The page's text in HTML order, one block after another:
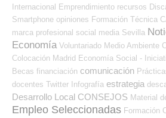
Internacional Emprendimiento recursos
Smartphone opiniones Formación Técnica
marca profesional social media Sevilla
Economía Voluntariado Medio Ambiente
Colocación Madrid Economía Social -
Becas financiación comunicación
docentes Twitter Infografía estrategia
Desarrollo Local CONSEJOS Material
Empleo Seleccionadas Formación